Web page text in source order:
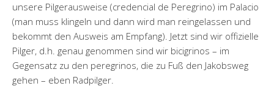
unsere Pilgerausweise (credencial de Peregrino) im Palacio
(man muss klingeln und dann wird man reingelassen und
bekommt den Ausweis am Empfang). Jetzt sind wir offizielle
Pilger, d.h. genau genommen sind wir bicigrinos – im
Gegensatz zu den peregrinos, die zu Fuß den Jakobsweg
gehen – eben Radpilger.